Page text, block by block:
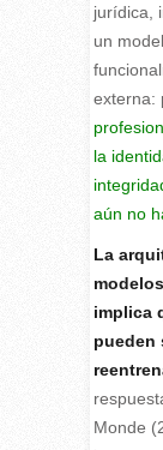
jurídica,
un
externa:
la
aún no
La
implica
pueden
Monde